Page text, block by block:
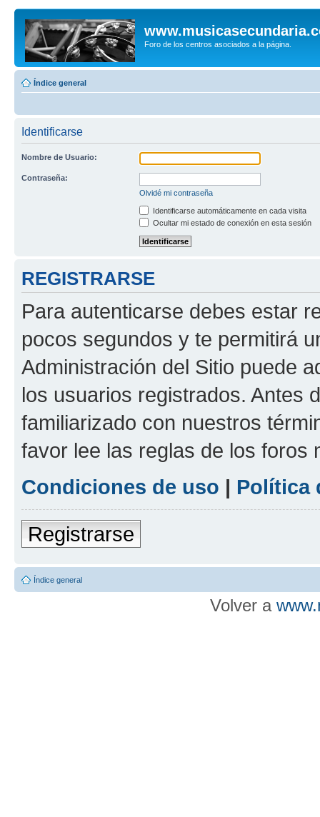
Foro de los centros asociados a la página.
Índice general
Identificarse
Nombre de Usuario:
Contraseña:
Olvidé mi contraseña
Identificarse automáticamente en cada visita
Ocultar mi estado de conexión en esta sesión
REGISTRARSE
Para autenticarse debes estar
pocos segundos y te permitirá
Administración del Sitio puede
los usuarios registrados. Antes
familiarizado con nuestros
favor lee las reglas de los foros
Condiciones de uso | Política
Registrarse
Índice general
Volver a